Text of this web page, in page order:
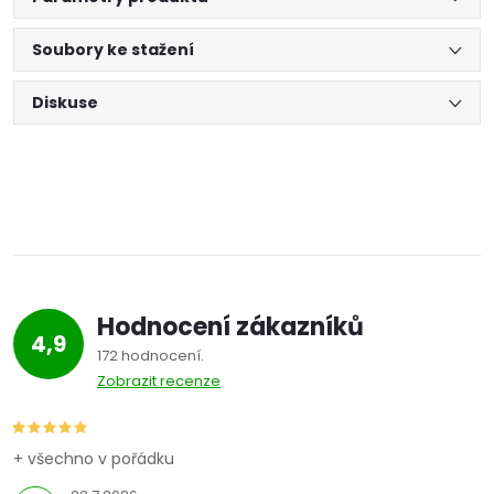
Soubory ke stažení
Diskuse
4,9 Hodnocení zákazníků
172 hodnocení
Zobrazit recenze
+ všechno v pořádku